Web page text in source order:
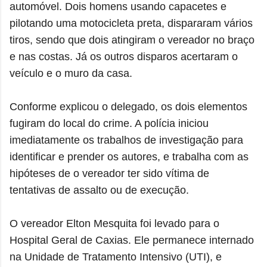
automóvel. Dois homens usando capacetes e
pilotando uma motocicleta preta, dispararam vários
tiros, sendo que dois atingiram o vereador no braço
e nas costas. Já os outros disparos acertaram o
veículo e o muro da casa.
Conforme explicou o delegado, os dois elementos
fugiram do local do crime. A polícia iniciou
imediatamente os trabalhos de investigação para
identificar e prender os autores, e trabalha com as
hipóteses de o vereador ter sido vítima de
tentativas de assalto ou de execução.
O vereador Elton Mesquita foi levado para o
Hospital Geral de Caxias. Ele permanece internado
na Unidade de Tratamento Intensivo (UTI), e